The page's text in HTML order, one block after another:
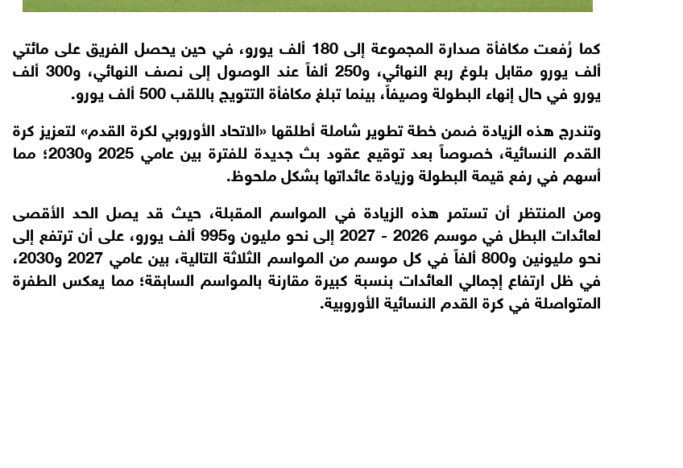
كما رُفعت مكافأة صدارة المجموعة إلى 180 ألف يورو، في حين يحصل الفريق على مائتي
ألف يورو مقابل بلوغ ربع النهائي، و250 ألفاً عند الوصول إلى نصف النهائي، و300 ألف
يورو في حال إنهاء البطولة وصيفاً، بينما تبلغ مكافأة التتويج باللقب 500 ألف يورو.
وتندرج هذه الزيادة ضمن خطة تطوير شاملة أطلقها «الاتحاد الأوروبي لكرة القدم» لتعزيز كرة
القدم النسائية، خصوصاً بعد توقيع عقود بث جديدة للفترة بين عامي 2025 و2030؛ مما
أسهم في رفع قيمة البطولة وزيادة عائداتها بشكل ملحوظ.
ومن المنتظر أن تستمر هذه الزيادة في المواسم المقبلة، حيث قد يصل الحد الأقصى
لعائدات البطل في موسم 2026 - 2027 إلى نحو مليون و995 ألف يورو، على أن ترتفع إلى
نحو مليونين و800 ألفاً في كل موسم من المواسم الثلاثة التالية، بين عامي 2027 و2030،
في ظل ارتفاع إجمالي العائدات بنسبة كبيرة مقارنة بالمواسم السابقة؛ مما يعكس الطفرة
المتواصلة في كرة القدم النسائية الأوروبية.